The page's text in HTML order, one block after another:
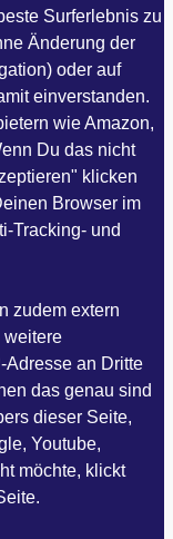
Surferlebnis zu
Änderung der
oder auf
einverstanden.
wie Amazon,
Du das nicht
klicken
Browser im
Tracking- und
zudem extern
weitere
Adresse an Dritte
das genau sind
dieser Seite,
Youtube,
möchte, klickt